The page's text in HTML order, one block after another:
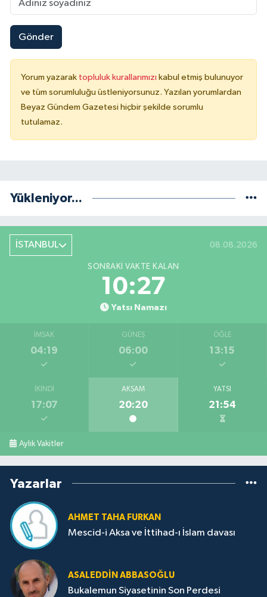
Gönder
Yorum yazarak topluluk kurallarımızı kabul etmiş bulunuyor
ve tüm sorumluluğu üstleniyorsunuz. Yazılan yorumlardan
Beyaz Gündem Gazetesi hiçbir şekilde sorumlu
tutulamaz.
Yükleniyor...
İSTANBUL 08.08.2026
SONRAKI VAKTE KALAN
10:26
Yatsı Namazı
İMSAK
04:19
GÜNEŞ
06:00
ÖĞLE
13:15
İKINDI
17:07
AKŞAM
20:20
YATSI
21:54
Aylık Vakitler
Yazarlar
AHMET TAHA FURKAN
Mescid-i Aksa ve İttihad-ı İslam davası
ASALEDDIN ABBASOĞLU
Bukalemun Siyasetinin Son Perdesi